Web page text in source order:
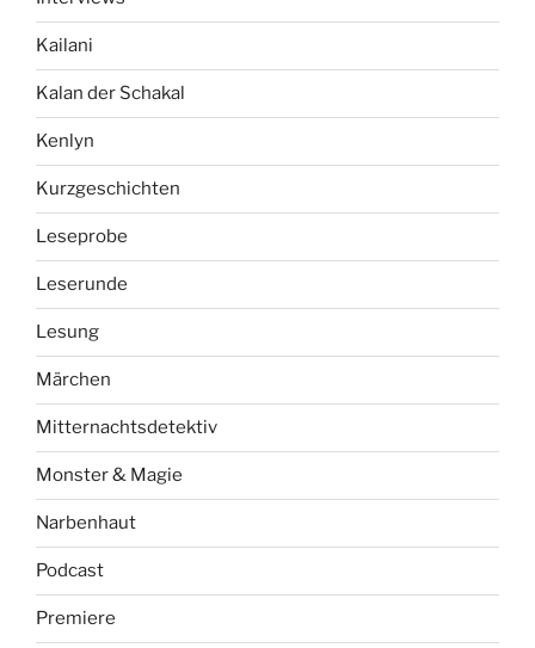
Kailani
Kalan der Schakal
Kenlyn
Kurzgeschichten
Leseprobe
Leserunde
Lesung
Märchen
Mitternachtsdetektiv
Monster & Magie
Narbenhaut
Podcast
Premiere